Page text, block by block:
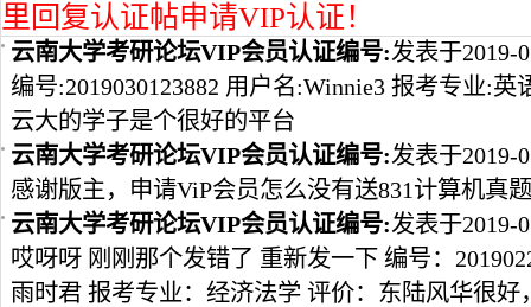
里回复认证帖申请VIP认证！
云南大学考研论坛VIP会员认证编号:发表于2019-
编号:2019030123882 用户名:Winnie3 报考专业:
云大的学子是个很好的平台
云南大学考研论坛VIP会员认证编号:发表于2019-
感谢版主，申请ViP会员怎么没有送831计算机真
云南大学考研论坛VIP会员认证编号:发表于2019-
哎呀呀 刚刚那个发错了 重新发一下 编号：
雨时君 报考专业：经济法学 评价：东陆风华很